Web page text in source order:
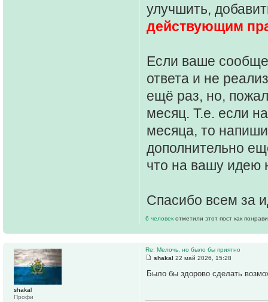
улучшить,
действующим
Если ваше
ответа и не
ещё раз, но,
месяц. Т.е. если
месяца, то
дополнительно
что на вашу идею
Спасибо всем за
6 человек отметили этот пост как
Re: Мелочь, но было бы приятно
shakal 22 май 2026, 15:28
Было бы здорово сделать
shakal
Профи